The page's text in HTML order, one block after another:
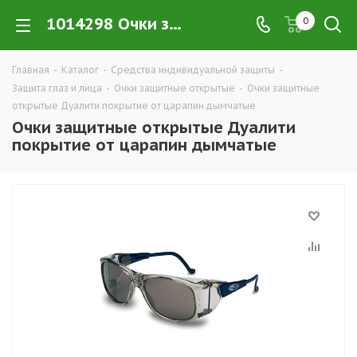
1014298 Очки защитные открытые Дуалити покрытие от царапин дымчатые купить в Екатеринбурге по низким ценам оптом — интернет-магазин CИЗ в розницу компании РПС Урал 0
Главная - Каталог - Средства индивидуальной защиты -
Защита глаз и лица - Очки защитные открытые - Очки защитные
открытые Дуалити покрытие от царапин дымчатые
Очки защитные открытые Дуалити
покрытие от царапин дымчатые